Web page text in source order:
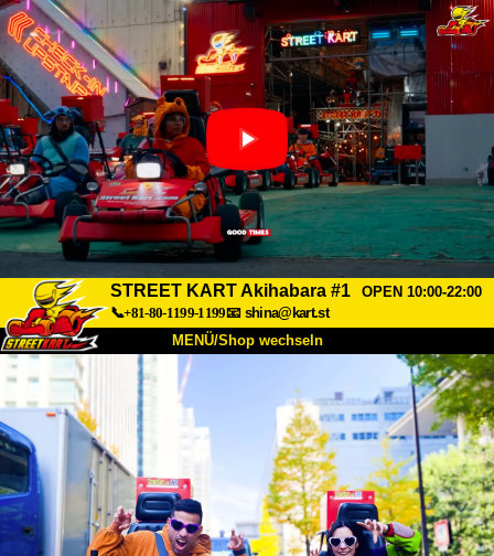
STREET KART Akihabara #1
OPEN 10:00-22:00
📞+81-80-1199-1199📧 shina@kart.st
MENÜ/Shop wechseln
Über uns Spezifikationen Preise
Anfahrt Bewertungen FAQ
Unternehmen Buchung
Shop wechseln